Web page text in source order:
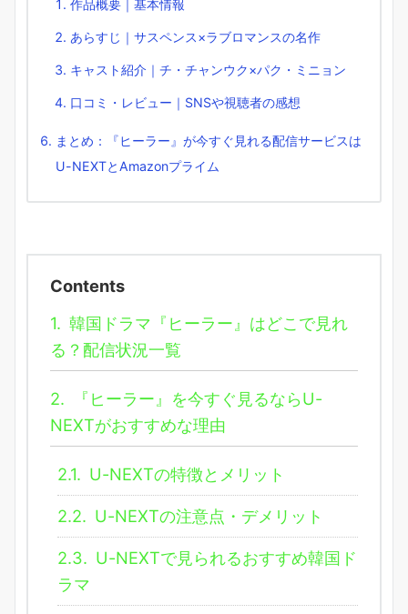
作品概要｜基本情報
あらすじ｜サスペンス×ラブロマンスの名作
キャスト紹介｜チ・チャンウク×パク・ミニョン
口コミ・レビュー｜SNSや視聴者の感想
まとめ：『ヒーラー』が今すぐ見れる配信サービスは
U-NEXTとAmazonプライム
Contents
1. 韓国ドラマ『ヒーラー』はどこで見れ
る？配信状況一覧
2.
『ヒーラー』を今すぐ見るならU-
NEXTがおすすめな理由
2.1. U-NEXTの特徴とメリット
2.2. U-NEXTの注意点・デメリット
2.3. U-NEXTで見られるおすすめ韓国ド
ラマ